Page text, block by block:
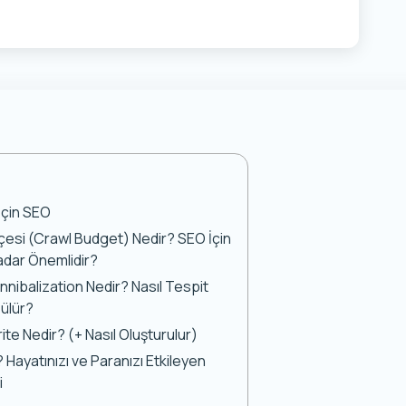
SEO
(Crawl Budget) Nedir? SEO İçin
Önemlidir?
Nedir? Nasıl Tespit
Nedir? (+ Nasıl Oluşturulur)
ve Paranızı Etkileyen